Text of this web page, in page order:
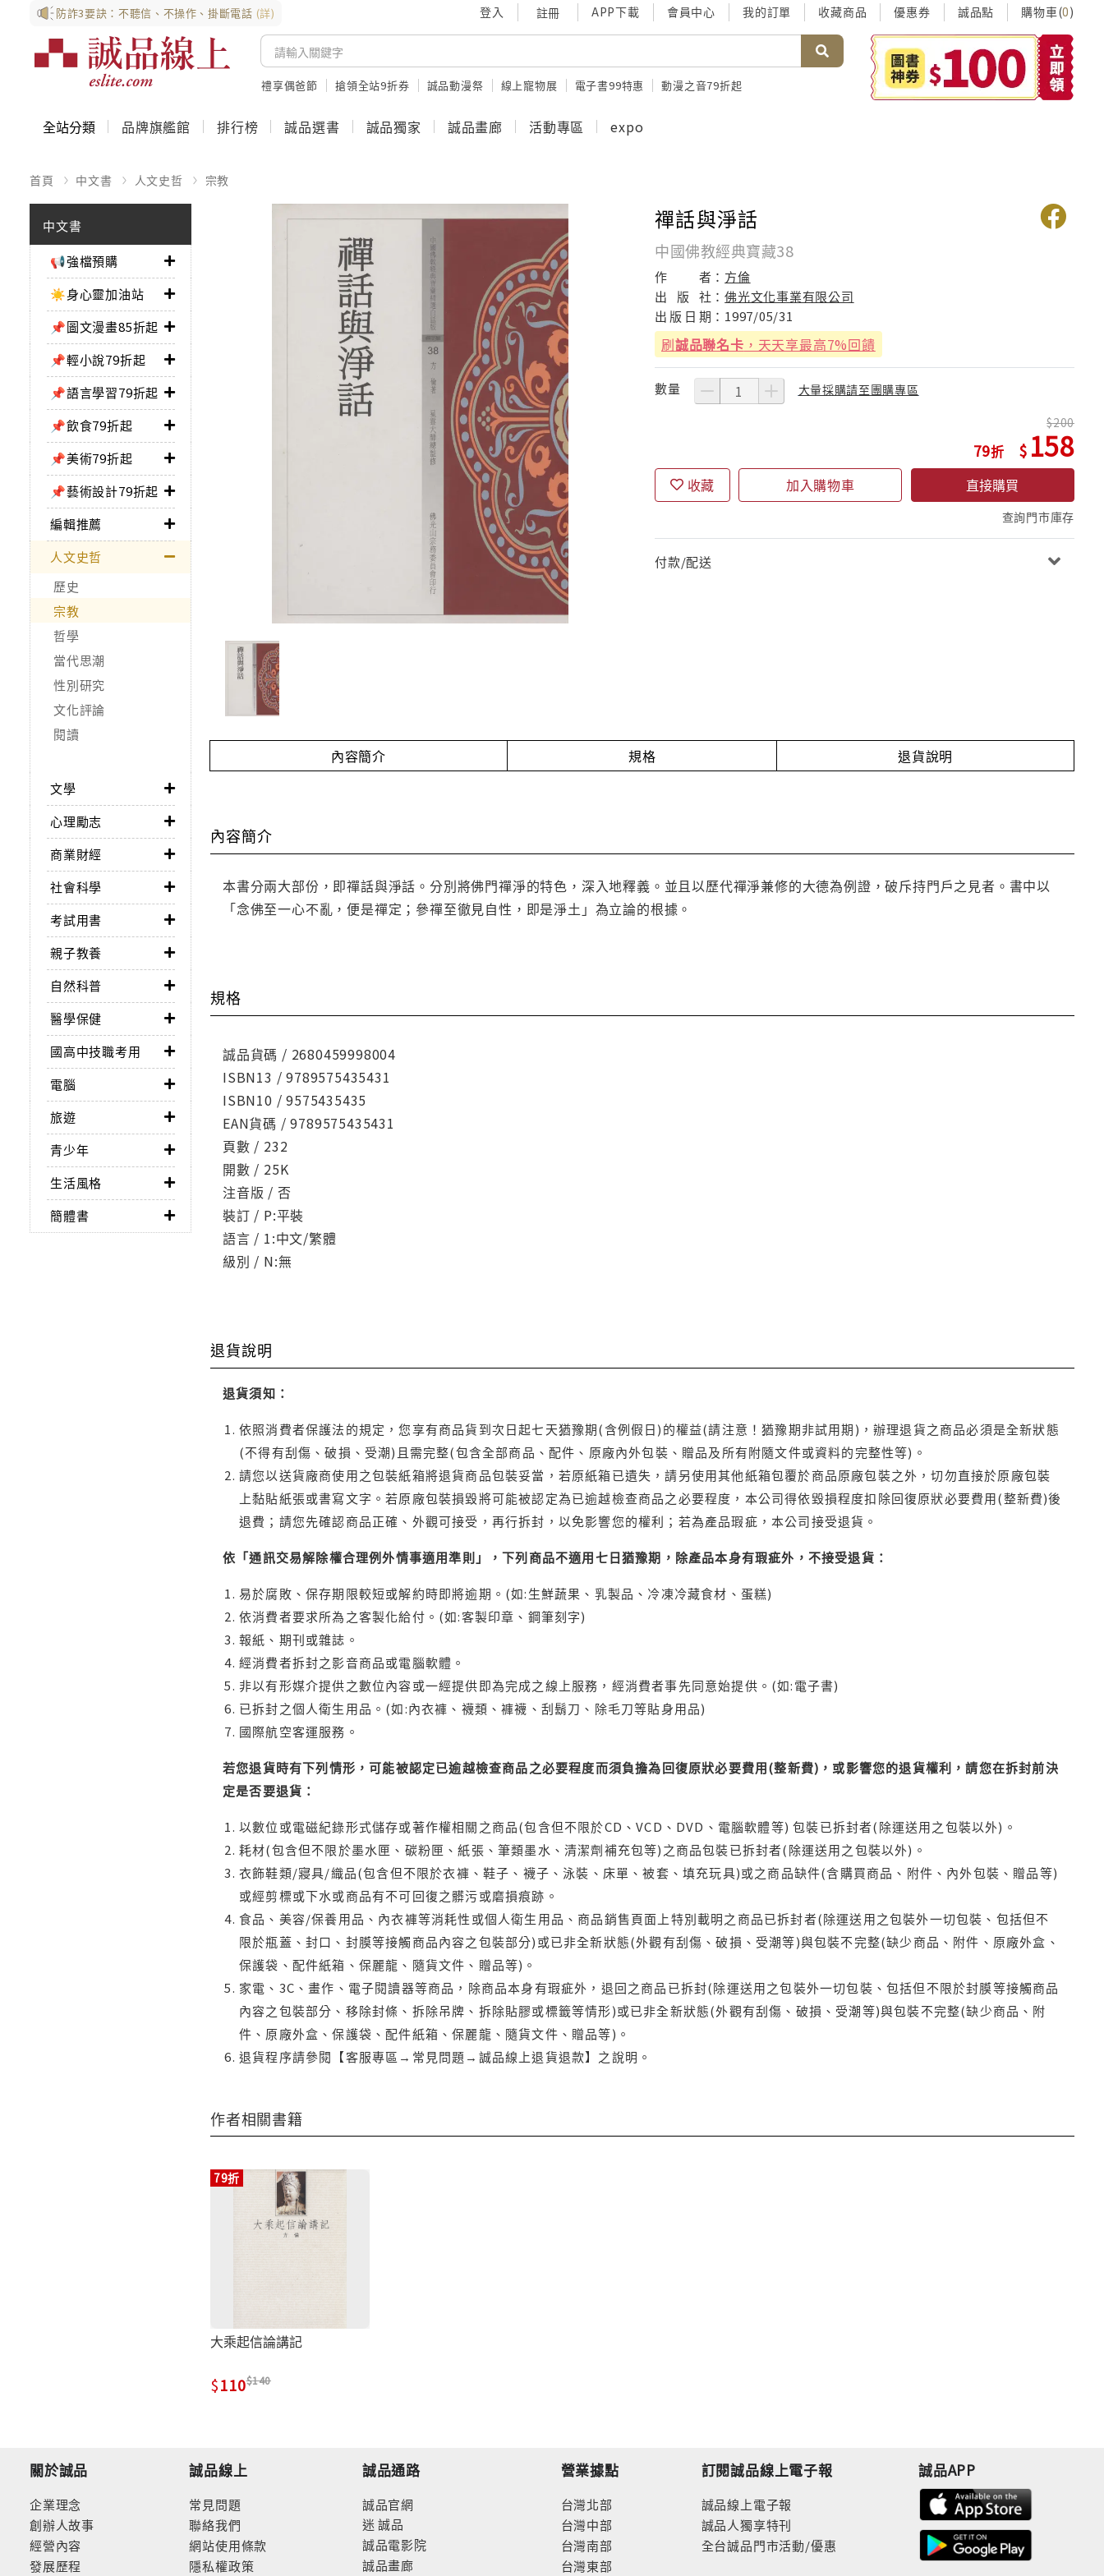
防詐3要訣：不聽信、不操作、掛斷電話 (詳) 登入 註冊 APP下載 會員中心 我的訂單 收藏商品 優惠券 誠品點 購物車(0)
禮享偶爸節 搶領全站9折券 誠品動漫祭 線上寵物展 電子書99特惠 動漫之音79折起
全站分類 品牌旗艦館 排行榜 誠品選書 誠品獨家 誠品畫廊 活動專區 expo
首頁 中文書 人文史哲 宗教
中文書
📢強檔預購
☀️身心靈加油站
📌圖文漫畫85折起
📌輕小說79折起
📌語言學習79折起
📌飲食79折起
📌美術79折起
📌藝術設計79折起
編輯推薦
人文史哲
歷史
宗教
哲學
當代思潮
性別研究
文化評論
閱讀
文學
心理勵志
商業財經
社會科學
考試用書
親子教養
自然科普
醫學保健
國高中技職考用
電腦
旅遊
青少年
生活風格
簡體書
禪話與淨話
中國佛教經典寶藏38
作 者： 方倫
出
版 社：佛光文化事業有限公司
出 版 日 期： 1997/05/31
刷誠品聯名卡 ，天天享最高7%回饋
數量 大量採購請至團購專區
79
200
158
收藏 加入購物車 直接購買
查詢門市庫存
付款/配送
內容簡介 規格 退貨說明
內容簡介
本書分兩大部份，即禪話與淨話。分別將佛門禪淨的特色，深入地釋義。並且以歷代禪淨兼修的大德為例證，破斥持門戶之見者。書中以
「念佛至一心不亂，便是禪定；參禪至徹見自性，即是淨土」為立論的根據。
規格
誠品貨碼 / 2680459998004
ISBN13 / 9789575435431
ISBN10 / 9575435435
EAN貨碼 / 9789575435431
頁數 / 232
開數 / 25K
注音版 / 否
裝訂 / P:平裝
語言 / 1:中文/繁體
級別 / N:無
退貨說明
退貨須知：
依照消費者保護法的規定，您享有商品貨到次日起七天猶豫期(含例假日)的權益(請注意！猶豫期非試用期)，辦理退貨之商品必須是全新狀態
(不得有刮傷、破損、受潮)且需完整(包含全部商品、配件、原廠內外包裝、贈品及所有附隨文件或資料的完整性等)。
請您以送貨廠商使用之包裝紙箱將退貨商品包裝妥當，若原紙箱已遺失，請另使用其他紙箱包覆於商品原廠包裝之外，切勿直接於原廠包裝
上黏貼紙張或書寫文字。若原廠包裝損毀將可能被認定為已逾越檢查商品之必要程度，本公司得依毀損程度扣除回復原狀必要費用(整新費)後
退費；請您先確認商品正確、外觀可接受，再行拆封，以免影響您的權利；若為產品瑕疵，本公司接受退貨。
依「通訊交易解除權合理例外情事適用準則」，下列商品不適用七日猶豫期，除產品本身有瑕疵外，不接受退貨：
易於腐敗、保存期限較短或解約時即將逾期。(如:生鮮蔬果、乳製品、冷凍冷藏食材、蛋糕)
依消費者要求所為之客製化給付。(如:客製印章、鋼筆刻字)
報紙、期刊或雜誌。
經消費者拆封之影音商品或電腦軟體。
非以有形媒介提供之數位內容或一經提供即為完成之線上服務，經消費者事先同意始提供。(如:電子書)
已拆封之個人衛生用品。(如:內衣褲、襪類、褲襪、刮鬍刀、除毛刀等貼身用品)
國際航空客運服務。
若您退貨時有下列情形，可能被認定已逾越檢查商品之必要程度而須負擔為回復原狀必要費用(整新費)，或影響您的退貨權利，請您在拆封前決
定是否要退貨：
以數位或電磁紀錄形式儲存或著作權相關之商品(包含但不限於CD、VCD、DVD、電腦軟體等) 包裝已拆封者(除運送用之包裝以外)。
耗材(包含但不限於墨水匣、碳粉匣、紙張、筆類墨水、清潔劑補充包等)之商品包裝已拆封者(除運送用之包裝以外)。
衣飾鞋類/寢具/織品(包含但不限於衣褲、鞋子、襪子、泳裝、床單、被套、填充玩具)或之商品缺件(含購買商品、附件、內外包裝、贈品等)
或經剪標或下水或商品有不可回復之髒污或磨損痕跡。
食品、美容/保養用品、內衣褲等消耗性或個人衛生用品、商品銷售頁面上特別載明之商品已拆封者(除運送用之包裝外一切包裝、包括但不
限於瓶蓋、封口、封膜等接觸商品內容之包裝部分)或已非全新狀態(外觀有刮傷、破損、受潮等)與包裝不完整(缺少商品、附件、原廠外盒、
保護袋、配件紙箱、保麗龍、隨貨文件、贈品等)。
家電、3C、畫作、電子閱讀器等商品，除商品本身有瑕疵外，退回之商品已拆封(除運送用之包裝外一切包裝、包括但不限於封膜等接觸商品
內容之包裝部分、移除封條、拆除吊牌、拆除貼膠或標籤等情形)或已非全新狀態(外觀有刮傷、破損、受潮等)與包裝不完整(缺少商品、附
件、原廠外盒、保護袋、配件紙箱、保麗龍、隨貨文件、贈品等)。
退貨程序請參閱【客服專區→常見問題→誠品線上退貨退款】之說明。
作者相關書籍
79折
大乘起信論講記
110 140
關於誠品
企業理念
創辦人故事
經營內容
發展歷程
誠品線上
常見問題
聯絡我們
網站使用條款
隱私權政策
誠品通路
誠品官網
迷 誠品
誠品電影院
誠品畫廊
營業據點
台灣北部
台灣中部
台灣南部
台灣東部
訂閱誠品線上電子報
誠品線上電子報
誠品人獨享特刊
全台誠品門市活動/優惠
誠品APP